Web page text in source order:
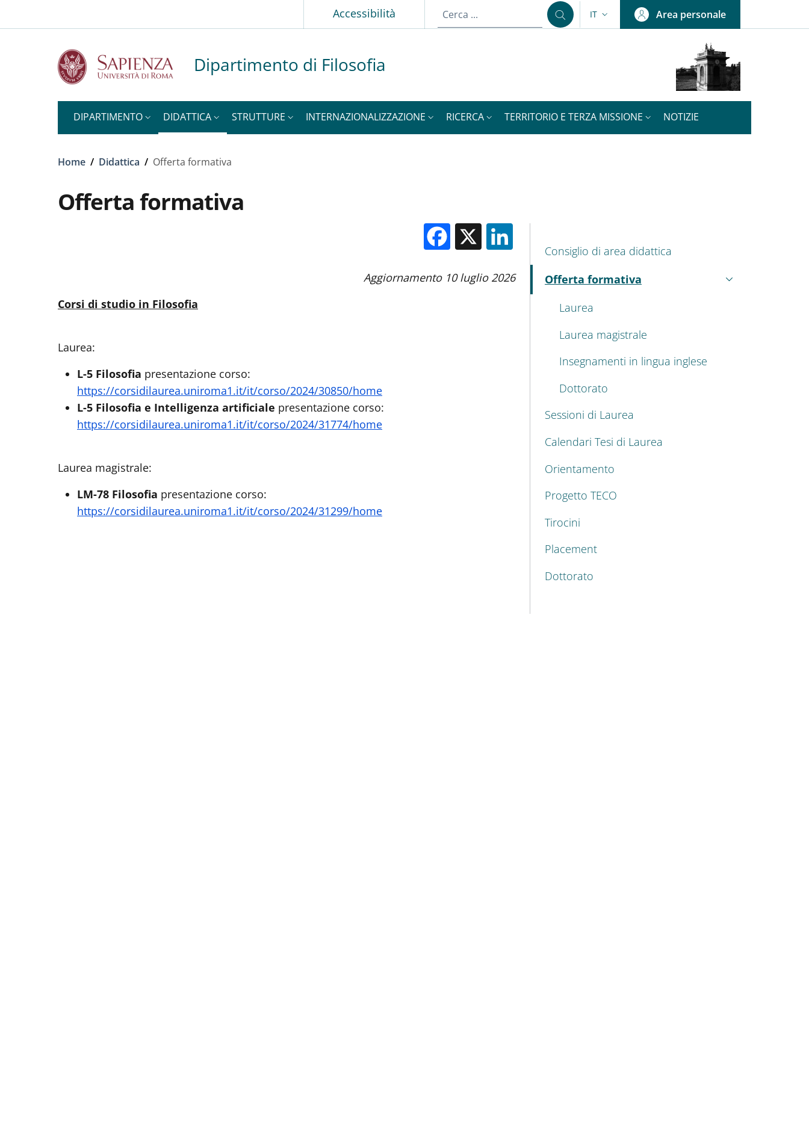
Accessibilità SELETTORE LINGUA: CURRENT LANGUAGE
IT Area personale
Dipartimento di Filosofia
DIPARTIMENTO DIDATTICA STRUTTURE INTERNAZIONALIZZAZIONE RICERCA TERRITORIO E TERZA MISSIONE NOTIZIE
Briciole di pane
Home / Didattica / Offerta formativa
Offerta formativa
Facebook
X
Aggiornamento 10 luglio 2026
Corsi di studio in Filosofia
Laurea:
L-5 Filosofia presentazione corso:
https://corsidilaurea.uniroma1.it/it/corso/2024/30850/home
L-5 Filosofia e Intelligenza artificiale presentazione corso:
https://corsidilaurea.uniroma1.it/it/corso/2024/31774/home
Laurea magistrale:
LM-78 Filosofia presentazione corso:
https://corsidilaurea.uniroma1.it/it/corso/2024/31299/home
MENU CEV SECOND NAVIGATION
Consiglio di area didattica
Offerta formativa
Attivo
Laurea
Laurea magistrale
Insegnamenti in lingua inglese
Dottorato
Sessioni di Laurea
Calendari Tesi di Laurea
Orientamento
Progetto TECO
Tirocini
Placement
Dottorato